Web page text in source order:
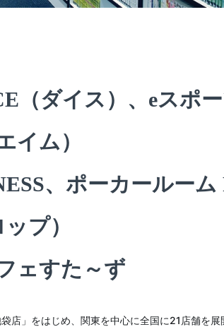
（ダイス）、eスポ
イム）
、ポーカールーム
プ）
ェすた～ず
店」をはじめ、関東を中心に全国に21店舗を展